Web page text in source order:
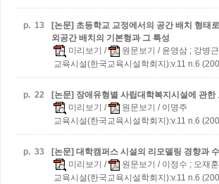
p. 13
[논문] 초등학교 교정에서의 공간 배치 형태
외공간 배치의 기본형과 그 특성
미리보기 / 원문보기 / 윤영삼 ; 강병근
교육시설(한국교육시설학회지):v.11 n.6
p. 22 [논문] 장애유형별 사립대학복지시설에 관한
미리보기 / 원문보기 / 이명주
교육시설(한국교육시설학회지):v.11 n.6
p. 33
[논문] 대학캠퍼스 시설의 리모델링 경향과
미리보기 / 원문보기 / 이정수 ; 오재훈
교육시설(한국교육시설학회지):v.11 n.6